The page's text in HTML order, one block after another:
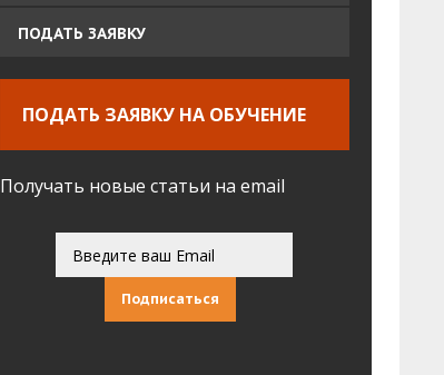
ПОДАТЬ ЗАЯВКУ
ПОДАТЬ ЗАЯВКУ НА ОБУЧЕНИЕ
Получать новые статьи на email
Подписаться